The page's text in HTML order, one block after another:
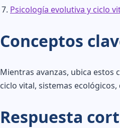
Psicología evolutiva y ciclo
Conceptos
Mientras avanzas, ubica
ciclo vital, sistemas
Respuesta